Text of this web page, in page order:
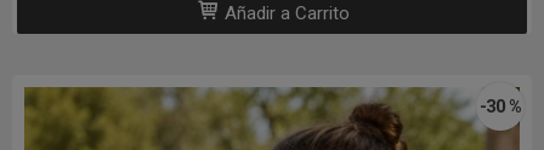
Añadir a Carrito
-30 %